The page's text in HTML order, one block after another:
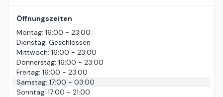
Öffnungszeiten
Montag: 16:00 - 23:00
Dienstag: Geschlossen
Mittwoch: 16:00 - 23:00
Donnerstag: 16:00 - 23:00
Freitag: 16:00 - 23:00
Samstag: 17:00 - 03:00
Sonntag: 17:00 - 21:00